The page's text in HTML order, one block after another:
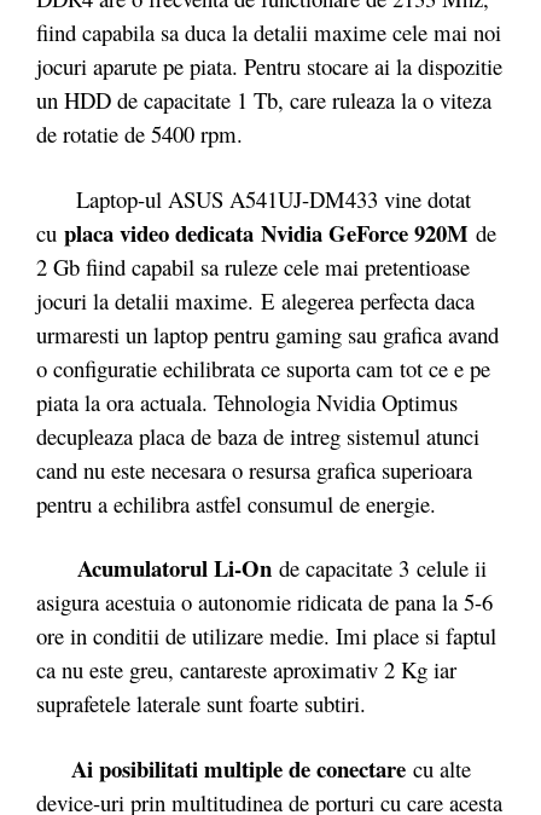
fiind capabila sa duca la detalii maxime cele mai noi
jocuri aparute pe piata. Pentru stocare ai la dispozitie
un HDD de capacitate 1 Tb, care ruleaza la o viteza
de rotatie de 5400 rpm.
Laptop-ul ASUS A541UJ-DM433 vine dotat
cu placa video dedicata Nvidia GeForce 920M de
2 Gb fiind capabil sa ruleze cele mai pretentioase
jocuri la detalii maxime. E alegerea perfecta daca
urmaresti un laptop pentru gaming sau grafica avand
o configuratie echilibrata ce suporta cam tot ce e pe
piata la ora actuala. Tehnologia Nvidia Optimus
decupleaza placa de baza de intreg sistemul atunci
cand nu este necesara o resursa grafica superioara
pentru a echilibra astfel consumul de energie.
Acumulatorul Li-On de capacitate 3 celule ii
asigura acestuia o autonomie ridicata de pana la 5-6
ore in conditii de utilizare medie. Imi place si faptul
ca nu este greu, cantareste aproximativ 2 Kg iar
suprafetele laterale sunt foarte subtiri.
Ai posibilitati multiple de conectare cu alte
device-uri prin multitudinea de porturi cu care acesta